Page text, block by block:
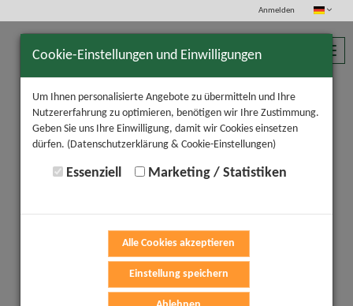
Anmelden
Cookie-Einstellungen und Einwilligungen
Um Ihnen personalisierte Angebote zu übermitteln und Ihre
Nutzererfahrung zu optimieren, benötigen wir Ihre Zustimmung.
Geben Sie uns Ihre Einwilligung, damit wir Cookies einsetzen
dürfen. (Datenschutzerklärung & Cookie-Einstellungen)
Essenziell Marketing / Statistiken
Alle Cookies akzeptieren
Einstellung speichern